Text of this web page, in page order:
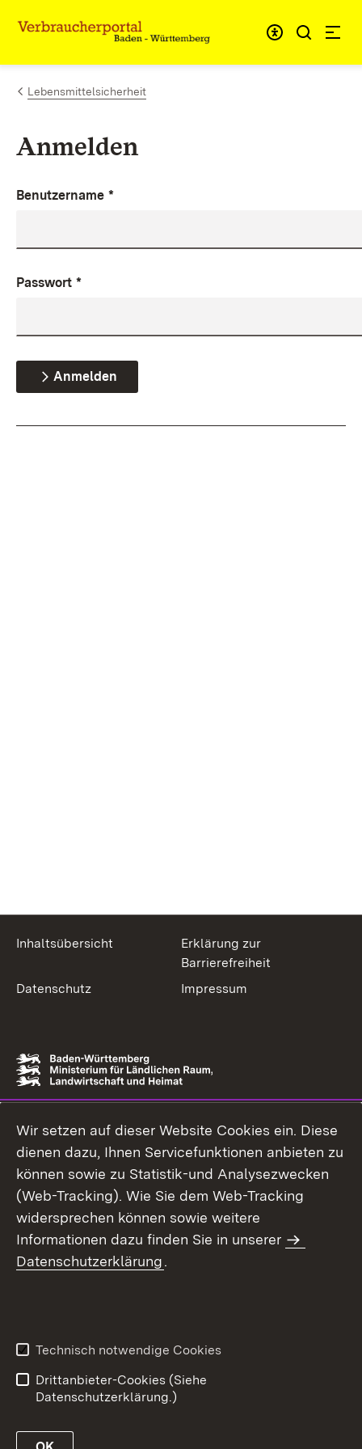
Zum Inhalt springen
Link zur Startseite
Lebensmittelsicherheit
Anmelden
Benutzername *
Passwort *
Anmelden
Inhaltsübersicht
Erklärung zur
Barrierefreiheit
Datenschutz
Impressum
Wir setzen auf dieser Website Cookies ein. Diese
dienen dazu, Ihnen Servicefunktionen anbieten zu
können sowie zu Statistik-und Analysezwecken
(Web-Tracking). Wie Sie dem Web-Tracking
widersprechen können sowie weitere
Informationen dazu finden Sie in unserer
Datenschutzerklärung.
Technisch notwendige Cookies
Drittanbieter-Cookies (Siehe
Datenschutzerklärung.)